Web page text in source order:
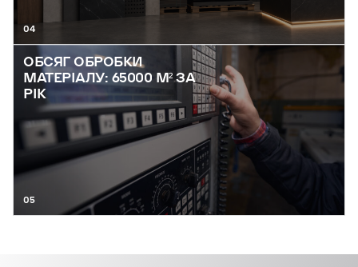
04
ОБСЯГ ОБРОБКИ
МАТЕРІАЛУ: 65000 М² ЗА
РІК
05